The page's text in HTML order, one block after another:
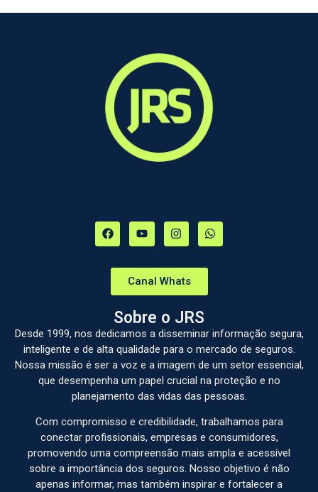
Canal Whats
Sobre o JRS
Desde 1999, nos dedicamos a disseminar informação segura,
inteligente e de alta qualidade para o mercado de seguros.
Nossa missão é ser a voz e a imagem de um setor essencial,
que desempenha um papel crucial na proteção e no
planejamento das vidas das pessoas.
Com compromisso e credibilidade, trabalhamos para
conectar profissionais, empresas e consumidores,
promovendo uma compreensão mais ampla e acessível
sobre a importância dos seguros. Nosso objetivo é não
apenas informar, mas também inspirar e fortalecer a